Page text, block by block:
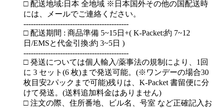
□ 配送地域:日本 全地域 ※日本国外その他の国配送時
には、メールでご連絡ください。
-------------------------------------------
□ 配送期間 : 商品準備 5~15日+( K-Packet:約 7~12
日/EMSと代金引換:約 3~5日 )
-------------------------------------------
□ 発送については個人輸入/薬事法の規制により、1回
に 3 セット(6 枚)まで発送可能。(※ワンデーの場合30
枚目安2パックまで可能)残りは、K-Packet 書留便に分
けて発送。(送料追加料金はありません)
□ 注文の際、住所番地、ビル名、号室 など正確記入お